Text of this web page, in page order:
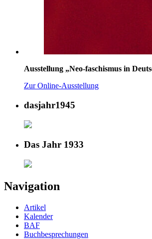
Ausstellung „Neo-faschismus in
Zur Online-Ausstellung
dasjahr1945
Das Jahr 1933
Navigation
Artikel
Kalender
BAF
Buchbesprechungen